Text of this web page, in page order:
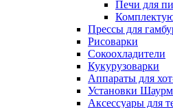
Печи для
Прессы для
Рисоварки
Сокоохладители
Кукурузоварки
Аппараты для
Установки
Аксессуары для